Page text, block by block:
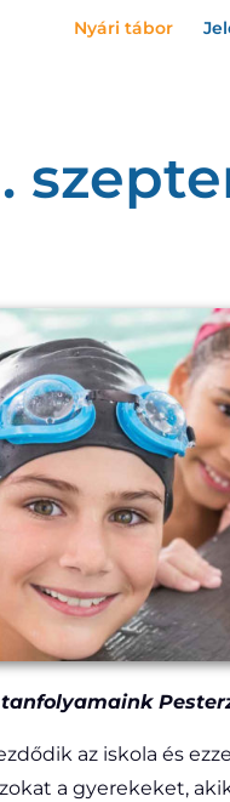
Nyári tábor
az iskola és
a gyerekeket,